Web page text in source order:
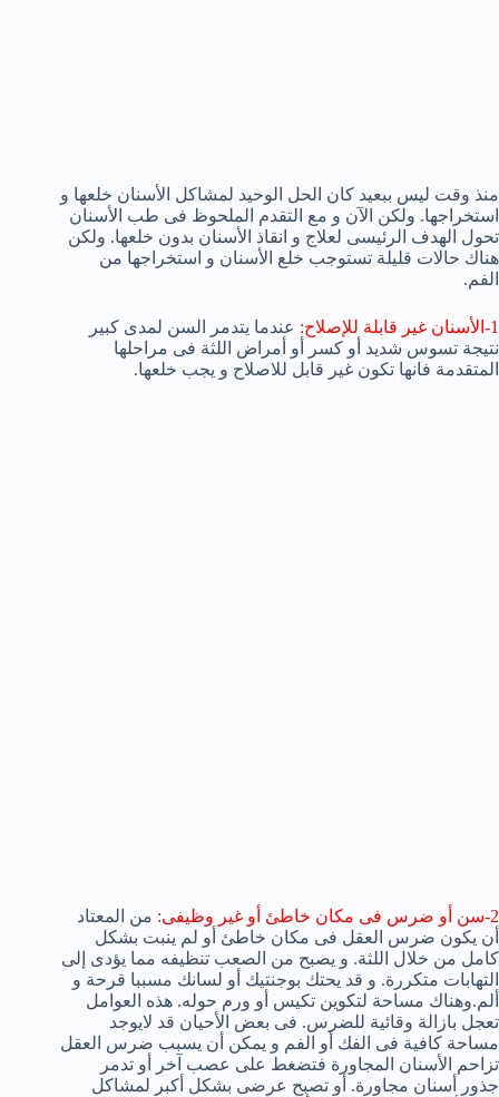
منذ وقت ليس ببعيد كان الحل الوحيد لمشاكل الأسنان خلعها و
استخراجها. ولكن الآن و مع التقدم الملحوظ فى طب الأسنان
تحول الهدف الرئيسى لعلاج و انقاذ الأسنان بدون خلعها. ولكن
هناك حالات قليلة تستوجب خلع الأسنان و استخراجها من
الفم.
1-الأسنان غير قابلة للإصلاح:
عندما يتدمر السن لمدى كبير
نتيجة تسوس شديد أو كسر أو أمراض اللثة فى مراحلها
المتقدمة فانها تكون غير قابل للاصلاح و يجب خلعها.
2-سن أو ضرس فى مكان خاطئ أو غير وظيفى:
من المعتاد
أن يكون ضرس العقل فى مكان خاطئ أو لم ينبت بشكل
كامل من خلال اللثة. و يصبح من الصعب تنظيفه مما يؤدى إلى
التهابات متكررة. و قد يحتك بوجنتيك أو لسانك مسببا قرحة و
ألم.وهناك مساحة لتكوين تكيس أو ورم حوله. هذه العوامل
تعجل بازالة وقائية للضرس. فى بعض الأحيان قد لايوجد
مساحة كافية فى الفك أو الفم و يمكن أن يسبب ضرس العقل
تزاحم الأسنان المجاورة فتضغط على عصب آخر أو تدمر
جذور أسنان مجاورة. أو تصبح عرضى بشكل أكبر لمشاكل